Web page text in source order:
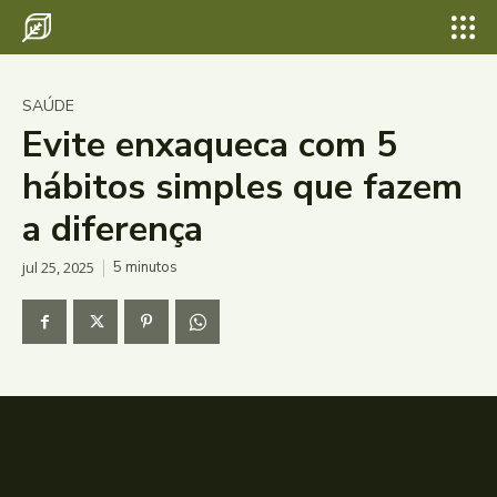
SAÚDE
Evite enxaqueca com 5
hábitos simples que fazem
a diferença
jul 25, 2025 5 minutos